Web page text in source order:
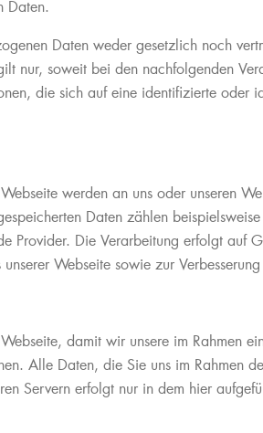
Daten.
Daten weder gesetzlich noch
nur, soweit bei den nachfolgenden
die sich auf eine identifizierte oder
werden an uns oder unseren
Daten zählen
Provider. Die Verarbeitung erfolgt auf
Webseite sowie zur
damit wir unsere im Rahmen
Alle Daten, die Sie uns im Rahmen
Servern erfolgt nur in dem hier